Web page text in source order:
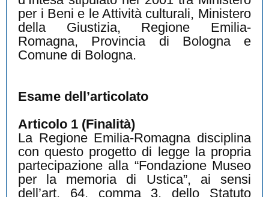
per i Beni e le Attività culturali, Ministero
della Giustizia, Regione Emilia-
Romagna, Provincia di Bologna e
Comune di Bologna.
Esame dell’articolato
Articolo 1 (Finalità)
La Regione Emilia-Romagna disciplina
con questo progetto di legge la propria
partecipazione alla “Fondazione Museo
per la memoria di Ustica”, ai sensi
dell’art. 64, comma 3, dello Statuto